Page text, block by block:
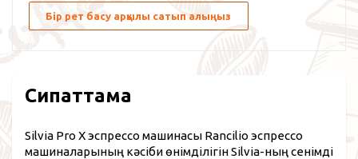
Бір рет басу арқылы сатып алыңыз
Сипаттама
Silvia Pro X эспрессо машинасы Rancilio эспрессо
машиналарының кәсіби өнімділігін Silvia-ның сенімді